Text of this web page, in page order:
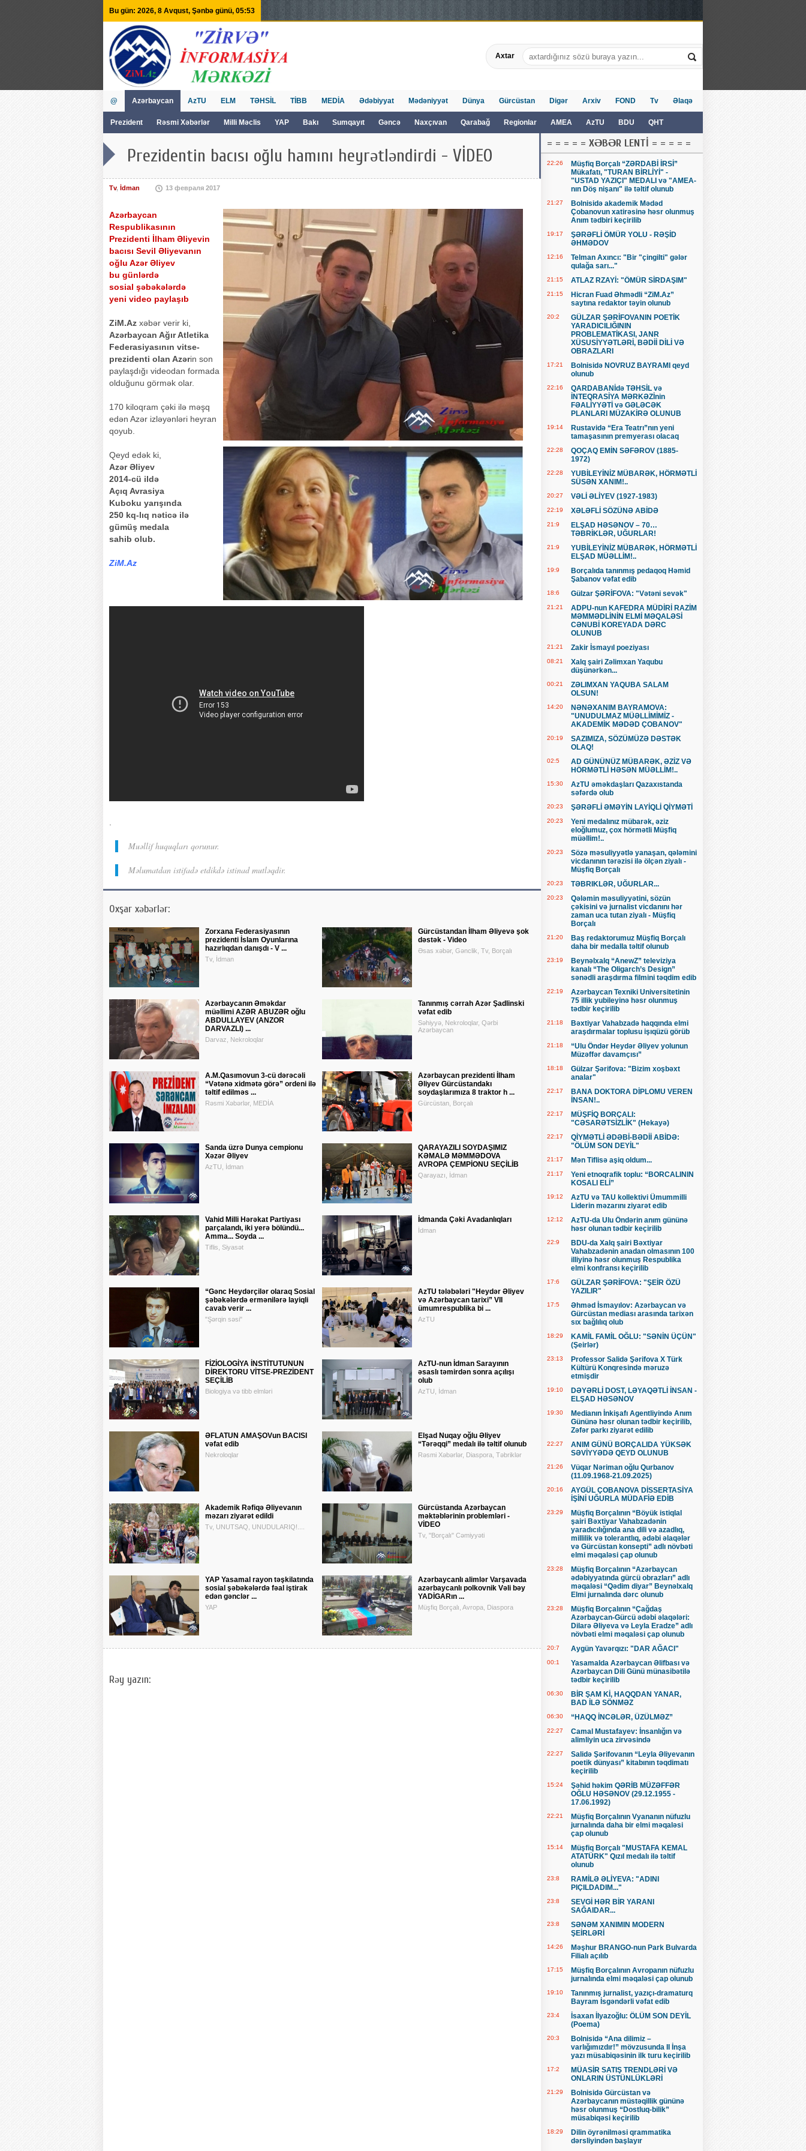
Bu gün: 2026, 8 Avqust, Şənbə günü, 05:53
Axtar
@ Azərbaycan
Prezident Rəsmi Xəbərlər Milli Məclis YAP Bakı Sumqayıt Gəncə Naxçıvan Qarabağ Regionlar AMEA AzTU BDU QHT
AzTU ELM TƏHSİL TİBB MEDİA Ədəbiyyat Mədəniyyət Dünya Gürcüstan Digər Arxiv FOND Tv Əlaqə
Prezidentin bacısı oğlu hamını heyrətləndirdi - VİDEO
Tv, İdman 13 февраля 2017
Azərbaycan
Respublikasının
Prezidenti İlham Əliyevin
bacısı Sevil Əliyevanın
oğlu Azər Əliyev
bu günlərdə
sosial şəbəkələrdə
yeni video paylaşıb
ZiM.Az xəbər verir ki,
Azərbaycan Ağır Atletika
Federasiyasının vitse-
prezidenti olan Azərin son
paylaşdığı videodan formada
olduğunu görmək olar.
170 kiloqram çəki ilə məşq
edən Azər izləyənləri heyran
qoyub.
Qeyd edək ki,
Azər Əliyev
2014-cü ildə
Açıq Avrasiya
Kuboku yarışında
250 kq-lıq nəticə ilə
gümüş medala
sahib olub.
ZiM.Az
Muəllif huquqları qorunur.
Məlumatdan istifadə etdikdə istinad mutləqdir.
Oxşar xəbərlər:
Zorxana Federasiyasının
prezidenti İslam Oyunlarına
hazırlıqdan danışdı - V ...
Tv, İdman
Gürcüstandan İlham Əliyevə şok
dəstək - Video
Əsas xəbər, Gənclik, Tv, Borçalı
Azərbaycanın Əməkdar
müəllimi AZƏR ABUZƏR oğlu
ABDULLAYEV (ANZOR
DARVAZLI) ...
Darvaz, Nekroloqlar
Tanınmış cərrah Azər Şadlinski
vəfat edib
Səhiyyə, Nekroloqlar, Qərbi
Azərbaycan
A.M.Qasımovun 3-cü dərəcəli
“Vətənə xidmətə görə” ordeni ilə
təltif edilməs ...
Rəsmi Xəbərlər, MEDİA
Azərbaycan prezidenti İlham
Əliyev Gürcüstandakı
soydaşlarımıza 8 traktor h ...
Gürcüstan, Borçalı
Sanda üzrə Dunya cempionu
Xəzər Əliyev
AzTU, İdman
QARAYAZILI SOYDAŞIMIZ
KƏMALƏ MƏMMƏDOVA
AVROPA ÇEMPİONU SEÇİLİB
Qarayazı, İdman
Vahid Milli Hərəkat Partiyası
parçalandı, iki yerə bölündü...
Amma... Soyda ...
Tiflis, Siyasət
İdmanda Çəki Avadanlıqları
İdman
“Gənc Heydərçilər olaraq Sosial
şəbəkələrdə ermənilərə layiqli
cavab verir ...
"Şərqin səsi"
AzTU tələbələri "Heydər Əliyev
və Azərbaycan tarixi” VII
ümumrespublika bi ...
AzTU
FİZİOLOGİYA İNSTİTUTUNUN
DİREKTORU VİTSE-PREZİDENT
SEÇİLİB
Biologiya və tibb elmləri
AzTU-nun İdman Sarayının
əsaslı təmirdən sonra açılışı
olub
AzTU, İdman
ƏFLATUN AMAŞOVun BACISI
vəfat edib
Nekroloqlar
Elşad Nuqay oğlu Əliyev
“Tərəqqi” medalı ilə təltif olunub
Rəsmi Xəbərlər, Diaspora, Təbriklər
Akademik Rəfiqə Əliyevanın
məzarı ziyarət edildi
Tv, UNUTSAQ, UNUDULARIQ!....
Gürcüstanda Azərbaycan
məktəblərinin problemləri -
VİDEO
Tv, "Borçalı" Cəmiyyəti
YAP Yasamal rayon təşkilatında
sosial şəbəkələrdə fəal iştirak
edən gənclər ...
YAP
Azərbaycanlı alimlər Varşavada
azər­bay­canlı polkovnik Vəli bəy
YADİGARın ...
Müşfiq Borçalı, Avropa, Diaspora
Rəy yazın:
= = = = = XƏBƏR LENTİ = = = = =
22:26
Müşfiq Borçalı “ZƏRDABİ İRSİ”
Mükafatı, "TURAN BİRLİYİ" -
"USTAD YAZIÇI" MEDALI və "AMEA-
nın Döş nişanı" ilə təltif olunub
21:27
Bolnisidə akademik Mədəd
Çobanovun xatirəsinə həsr olunmuş
Anım tədbiri keçirilib
19:17
ŞƏRƏFLİ ÖMÜR YOLU - RƏŞİD
ƏHMƏDOV
12:16
Telman Axıncı: "Bir "çingilti" gələr
qulağa sarı..."
21:15 ATLAZ RZAYİ: "ÖMÜR SİRDAŞIM"
21:15
Hicran Fuad Əhmədli “ZiM.Az”
saytına redaktor təyin olunub
20:2
GÜLZAR ŞƏRİFOVANIN POETİK
YARADICILIĞININ
PROBLEMATİKASI, JANR
XÜSUSİYYƏTLƏRİ, BƏDİİ DİLİ VƏ
OBRAZLARI
17:21
Bolnisidə NOVRUZ BAYRAMI qeyd
olunub
22:16
QARDABANİdə TƏHSİL və
İNTEQRASİYA MƏRKƏZİnin
FƏALİYYƏTİ və GƏLƏCƏK
PLANLARI MÜZAKİRƏ OLUNUB
19:14
Rustavidə “Era Teatrı”nın yeni
tamaşasının premyerası olacaq
22:28
QOÇAQ EMİN SƏFƏROV (1885-
1972)
22:28
YUBİLEYİNİZ MÜBARƏK, HÖRMƏTLİ
SÜSƏN XANIM!..
20:27 VƏLİ ƏLİYEV (1927-1983)
22:19 XƏLƏFLİ SÖZÜNƏ ABİDƏ
21:9
ELŞAD HƏSƏNOV – 70…
TƏBRİKLƏR, UĞURLAR!
21:9
YUBİLEYİNİZ MÜBARƏK, HÖRMƏTLİ
ELŞAD MÜƏLLİM!..
19:9
Borçalıda tanınmış pedaqoq Həmid
Şabanov vəfat edib
18:6 Gülzar ŞƏRİFOVA: "Vətəni sevək"
21:21
ADPU-nun KAFEDRA MÜDİRİ RAZİM
MƏMMƏDLİNİN ELMİ MƏQALƏSİ
CƏNUBİ KOREYADA DƏRC
OLUNUB
21:21 Zakir İsmayıl poeziyası
08:21
Xalq şairi Zəlimxan Yaqubu
düşünərkən...
00:21
ZƏLIMXAN YAQUBA SALAM
OLSUN!
14:20
NƏNƏXANIM BAYRAMOVA:
"UNUDULMAZ MÜƏLLİMİMİZ -
AKADEMİK MƏDƏD ÇOBANOV"
20:19
SAZIMIZA, SÖZÜMÜZƏ DƏSTƏK
OLAQ!
02:5
AD GÜNÜNÜZ MÜBARƏK, ƏZİZ VƏ
HÖRMƏTLİ HƏSƏN MÜƏLLİM!..
15:30
AzTU əməkdaşları Qazaxıstanda
səfərdə olub
20:23 ŞƏRƏFLİ ƏMƏYİN LAYİQLİ QİYMƏTİ
20:23
Yeni medalınız mübarək, əziz
eloğlumuz, çox hörmətli Müşfiq
müəllim!..
20:23
Sözə məsuliyyətlə yanaşan, qələmini
vicdanının tərəzisi ilə ölçən ziyalı -
Müşfiq Borçalı
20:23 TƏBRIKLƏR, UĞURLAR...
20:23
Qələmin məsuliyyətini, sözün
çəkisini və jurnalist vicdanını hər
zaman uca tutan ziyalı - Müşfiq
Borçalı
21:20
Baş redaktorumuz Müşfiq Borçalı
daha bir medalla təltif olunub
23:19
Beynəlxalq “AnewZ” televiziya
kanalı “The Oligarch’s Design”
sənədli araşdırma filmini təqdim edib
22:19
Azərbaycan Texniki Universitetinin
75 illik yubileyinə həsr olunmuş
tədbir keçirilib
21:18
Bəxtiyar Vahabzadə haqqında elmi
araşdırmalar toplusu işıqüzü görüb
21:18
“Ulu Öndər Heydər Əliyev yolunun
Müzəffər davamçısı”
18:18
Gülzar Şərifova: "Bizim xoşbəxt
analar"
22:17
BANA DOKTORA DİPLOMU VEREN
İNSAN!..
22:17
MÜŞFİQ BORÇALI:
"CƏSARƏTSİZLİK" (Hekayə)
22:17
QİYMƏTLİ ƏDƏBİ-BƏDİİ ABİDƏ:
"ÖLÜM SON DEYİL"
21:17 Mən Tiflisə aşiq oldum...
21:17
Yeni etnoqrafik toplu: “BORCALININ
KOSALI ELİ”
19:12
AzTU və TAU kollektivi Ümummilli
Liderin məzarını ziyarət edib
12:12
AzTU-da Ulu Öndərin anım gününə
həsr olunan tədbir keçirilib
22:9
BDU-da Xalq şairi Bəxtiyar
Vahabzadənin anadan olmasının 100
illiyinə həsr olunmuş Respublika
elmi konfransı keçirilib
17:6
GÜLZAR ŞƏRİFOVA: "ŞEİR ÖZÜ
YAZILIR"
17:5
Əhməd İsmayılov: Azərbaycan və
Gürcüstan mediası arasında tarixən
sıx bağlılıq olub
18:29
KAMİL FAMİL OĞLU: "SƏNİN ÜÇÜN"
(Şeirlər)
23:13
Professor Salidə Şərifova X Türk
Kültürü Konqresində məruzə
etmişdir
19:10
DƏYƏRLİ DOST, LƏYAQƏTLİ İNSAN -
ELŞAD HƏSƏNOV
19:30
Medianın İnkişafı Agentliyində Anım
Gününə həsr olunan tədbir keçirilib,
Zəfər parkı ziyarət edilib
22:27
ANIM GÜNÜ BORÇALIDA YÜKSƏK
SƏVİYYƏDƏ QEYD OLUNUB
21:26
Vüqar Nəriman oğlu Qurbanov
(11.09.1968-21.09.2025)
20:16
AYGÜL ÇOBANOVA DİSSERTASİYA
İŞİNİ UĞURLA MÜDAFİƏ EDİB
23:29
Müşfiq Borçalının “Böyük istiqlal
şairi Bəxtiyar Vahabzadənin
yaradıcılığında ana dili və azadlıq,
millilik və tolerantlıq, ədəbi əlaqələr
və Gürcüstan konsepti” adlı növbəti
elmi məqaləsi çap olunub
23:28
Müşfiq Borçalının “Azərbaycan
ədəbiyyatında gürcü obrazları” adlı
məqaləsi “Qədim diyar” Beynəlxalq
Elmi jurnalında dərc olunub
23:28
Müşfiq Borçalının “Çağdaş
Azərbaycan-Gürcü ədəbi əlaqələri:
Dilarə Əliyeva və Leyla Eradze” adlı
növbəti elmi məqaləsi çap olunub
20:7 Aygün Yavərqızı: "DAR AĞACI"
00:1
Yasamalda Azərbaycan Əlifbası və
Azərbaycan Dili Günü münasibətilə
tədbir keçirilib
06:30
BİR ŞAM Kİ, HAQQDAN YANAR,
BAD İLƏ SÖNMƏZ
06:30 “HAQQ İNCƏLƏR, ÜZÜLMƏZ”
22:27
Camal Mustafayev: İnsanlığın və
alimliyin uca zirvəsində
22:27
Salidə Şərifovanın “Leyla Əliyevanın
poetik dünyası” kitabının təqdimatı
keçirilib
15:24
Şəhid həkim QƏRİB MÜZƏFFƏR
OĞLU HƏSƏNOV (29.12.1955 -
17.06.1992)
22:21
Müşfiq Borçalının Vyananın nüfuzlu
jurnalında daha bir elmi məqaləsi
çap olunub
15:14
Müşfiq Borçalı "MUSTAFA KEMAL
ATATÜRK" Qızıl medalı ilə təltif
olunub
23:8
RAMİLƏ ƏLİYEVA: "ADINI
PIÇILDADIM..."
23:8
SEVGİ HƏR BİR YARANI
SAĞAIDAR...
23:8
SƏNƏM XANIMIN MODERN
ŞEİRLƏRİ
14:26
Məşhur BRANGO-nun Park Bulvarda
Filialı açılıb
17:15
Müşfiq Borçalının Avropanın nüfuzlu
jurnalında elmi məqaləsi çap olunub
19:10
Tanınmış jurnalist, yazıçı-dramaturq
Bayram İsgəndərli vəfat edib
23:4
İsaxan İlyazoğlu: ÖLÜM SON DEYİL
(Poema)
20:3
Bolnisidə “Ana dilimiz –
varlığımızdır!” mövzusunda II İnşa
yazı müsabiqəsinin ilk turu keçirilib
17:2
MÜASİR SATIŞ TRENDLƏRİ VƏ
ONLARIN ÜSTÜNLÜKLƏRİ
21:29
Bolnisidə Gürcüstan və
Azərbaycanın müstəqillik gününə
həsr olunmuş “Dostluq-bilik”
müsabiqəsi keçirilib
18:29
Dilin öyrənilməsi qrammatika
dərsliyindən başlayır